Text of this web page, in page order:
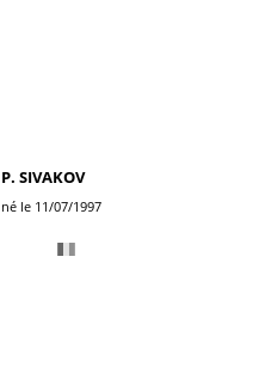
P. SIVAKOV
né le 11/07/1997